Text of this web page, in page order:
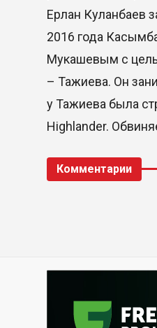
Ерлан Куланбаев
2016 года
Мукашевым с
– Тажиева. Он
у Тажиева была
Highlander.
Комментарии